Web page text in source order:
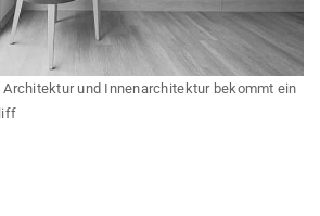
Architektur und Innenarchitektur bekommt ein